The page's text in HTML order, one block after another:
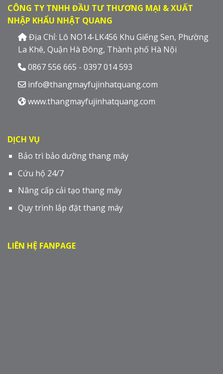
CÔNG TY TNHH ĐẦU TƯ THƯƠNG MẠI & XUẤT
NHẬP KHẨU NHẬT QUANG
Địa Chỉ: Lô NO14-LK456 Khu Giếng Sen, Phường
La Khê, Quận Hà Đông, Thành phố Hà Nội
0867 556 665 - 0397 014 593
info@thangmayfujinhatquang.com
www.thangmayfujinhatquang.com
DỊCH VỤ
Bảo trì bảo dưỡng thang máy
Cứu hộ 24/7
Nâng cấp cải tạo thang máy
Quy trình lắp đặt thang máy
LIÊN HỆ FANPAGE